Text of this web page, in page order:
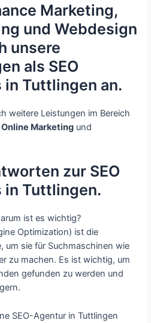
Marketing,
und Webdesign
unsere
als SEO
in Tuttlingen an.
weitere Leistungen im Bereich
Online Marketing und
zur SEO
in Tuttlingen.
ist es wichtig?
Optimization) ist die
um sie für Suchmaschinen wie
zu machen. Es ist wichtig, um
gefunden zu werden und
SEO-Agentur in Tuttlingen